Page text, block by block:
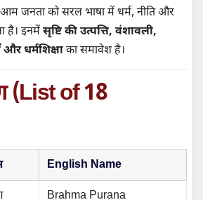
a
I
n
आम जनता को सरल भाषा में धर्म, नीति और
है। इनमेंसृष्टि की उत्पत्ति, वंशावली,
धर्मशिक्षाका समावेश है।
(List of 18
English Name
Brahma Purana